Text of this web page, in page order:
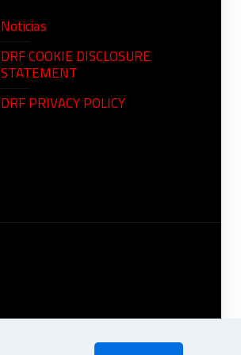
Noticias
DRF COOKIE DISCLOSURE
STATEMENT
DRF PRIVACY POLICY